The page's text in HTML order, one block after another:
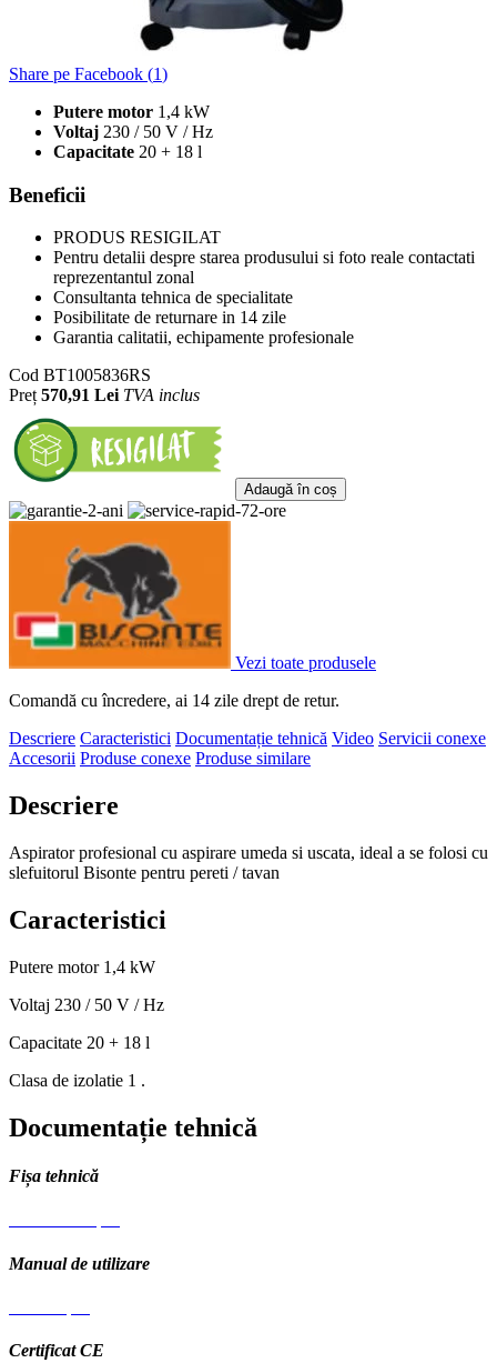
Share pe Facebook (1)
Putere motor 1,4 kW
Voltaj 230 / 50 V / Hz
Capacitate 20 + 18 l
Beneficii
PRODUS RESIGILAT
Pentru detalii despre starea produsului si foto reale contactati
reprezentantul zonal
Consultanta tehnica de specialitate
Posibilitate de returnare in 14 zile
Garantia calitatii, echipamente profesionale
Cod BT1005836RS
Preț 570,91 Lei TVA inclus
Adaugă în coș
Vezi toate produsele
Comandă cu încredere, ai 14 zile drept de retur.
Descriere Caracteristici Documentație tehnică Video Servicii conexe
Accesorii Produse conexe Produse similare
Descriere
Aspirator profesional cu aspirare umeda si uscata, ideal a se folosi cu
slefuitorul Bisonte pentru pereti / tavan
Caracteristici
Putere motor 1,4 kW
Voltaj 230 / 50 V / Hz
Capacitate 20 + 18 l
Clasa de izolatie 1 .
Documentație tehnică
Fișa tehnică
Manual de utilizare
Certificat CE